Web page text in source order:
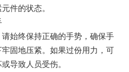
件的状态。
始终保持正确的手势，确保手
固地压紧。如果过份用力，可
导致人员受伤。